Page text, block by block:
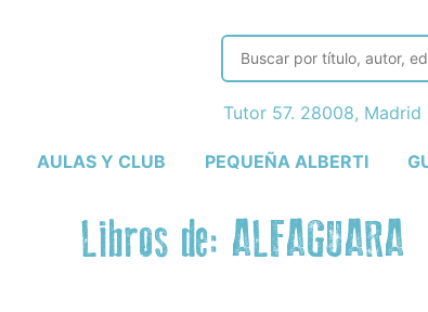
AULAS Y CLUB PEQUEÑA ALBERTI
Tutor 57. 28008, Madrid
Libros de: ALFAGUARA